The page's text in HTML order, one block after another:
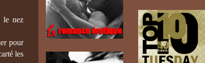
le nez
pour
les